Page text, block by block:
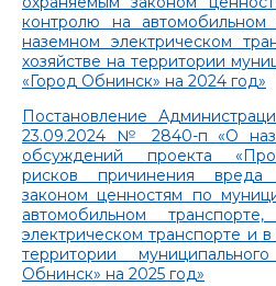
контролю на автомобильном
наземном электрическом
хозяйстве на территории
«Город Обнинск» на 2024 год»
Постановление
23.09.2024 № 2840-п «О
обсуждений проекта
рисков причинения вреда
законом ценностям по
автомобильном
электрическом транспорте и
территории
Обнинск» на 2025 год»